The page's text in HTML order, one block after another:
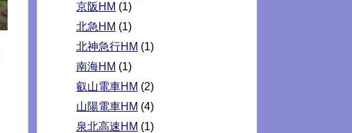
京阪HM (1)
北急HM (1)
北神急行HM (1)
南海HM (1)
叡山電車HM (2)
山陽電車HM (4)
泉北高速HM (1)